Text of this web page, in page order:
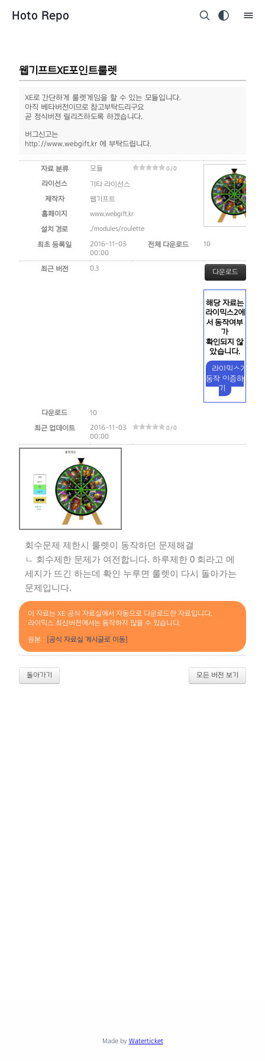
Hoto Repo
웹기프트XE포인트룰렛
XE로 간단하게 룰렛게임을 할 수 있는 모듈입니다.
아직 베타버전이므로 참고부탁드리구요
곧 정식버젼 릴리즈하도록 하겠습니다.
버그신고는
http://www.webgift.kr 에 부탁드립니다.
자료 분류 모듈 0 / 0
라이선스
기타 라이선스
제작자
웹기프트
홈페이지
www.webgift.kr
설치 경로
./modules/roulette
최초 등록일
2016-11-03
00:00
전체 다운로드 10
최근 버전 0.3 다운로드
해당 자료는
라이믹스2에
서 동작여부
가
확인되지 않
았습니다.
라이믹스2
동작 인증하
기
다운로드
10
최근 업데이트
2016-11-03
00:00
0 / 0
회수문제 제한시 룰렛이 동작하던 문제해결
ㄴ 회수제한 문제가 여전합니다. 하루제한 0 회라고 메
세지가 뜨긴 하는데 확인 누루면 룰렛이 다시 돌아가는
문제입니다.
이 자료는 XE 공식 자료실에서 자동으로 다운로드한 자료입니다.
라이믹스 최신버전에서는 동작하지 않을 수 있습니다.
원본 : [공식 자료실 게시글로 이동]
돌아가기 모든 버전 보기
Made by Waterticket